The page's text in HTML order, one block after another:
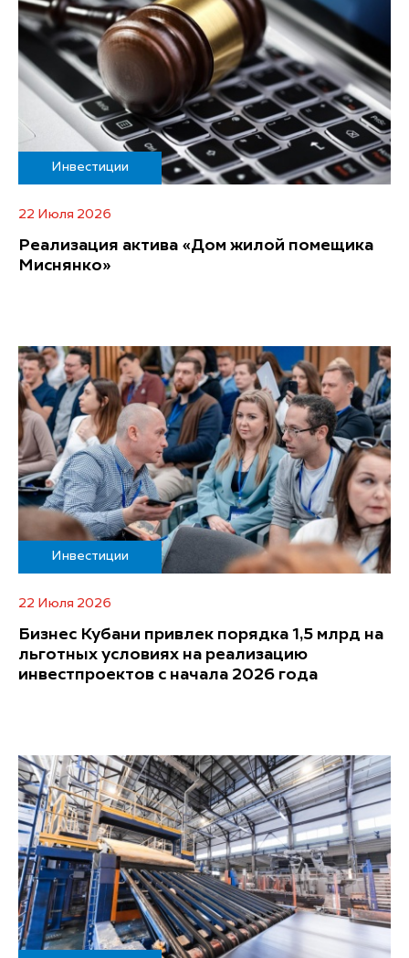
Инвестиции
22 Июля 2026
Реализация актива «Дом жилой помещика
Миснянко»
Инвестиции
22 Июля 2026
Бизнес Кубани привлек порядка 1,5 млрд на
льготных условиях на реализацию
инвестпроектов с начала 2026 года